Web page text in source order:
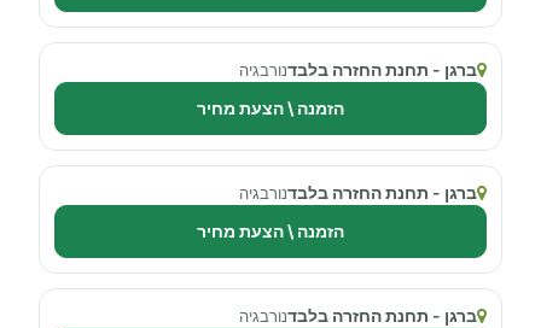
ברגן - תחנת החזרה בלבדנורבגיה
הזמנה \ הצעת מחיר
ברגן - תחנת החזרה בלבדנורבגיה
הזמנה \ הצעת מחיר
ברגן - תחנת החזרה בלבדנורבגיה